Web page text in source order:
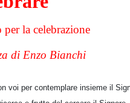
per la celebrazione
di Enzo Bianchi
voi per contemplare insieme il